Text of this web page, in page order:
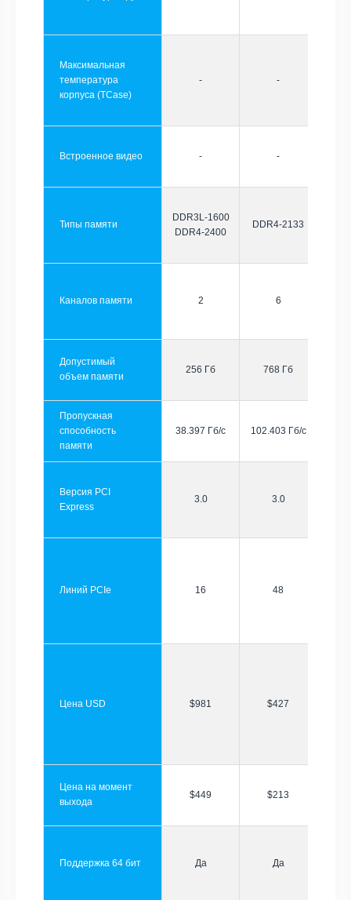
Максимальная
температура
корпуса (TCase)
- -
Встроенное видео - -
Типы памяти
DDR3L-1600
DDR4-2400
DDR4-2133
Каналов памяти 2 6
Допустимый
объем памяти
256 Гб 768 Гб
Пропускная
способность
памяти
38.397 Гб/с 102.403 Гб/с
Версия PCI
Express
3.0 3.0
Линий PCIe 16 48
Цена USD $981 $427
Цена на момент
выхода
$449 $213
Поддержка 64 бит Да Да